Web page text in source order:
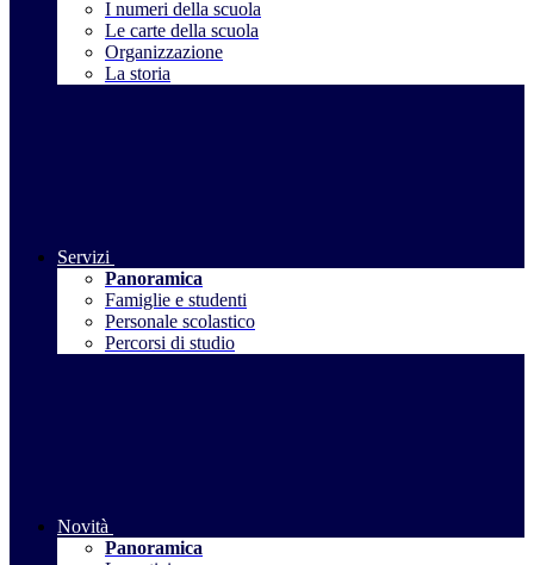
I numeri della scuola
Le carte della scuola
Organizzazione
La storia
Servizi
Panoramica
Famiglie e studenti
Personale scolastico
Percorsi di studio
Novità
Panoramica